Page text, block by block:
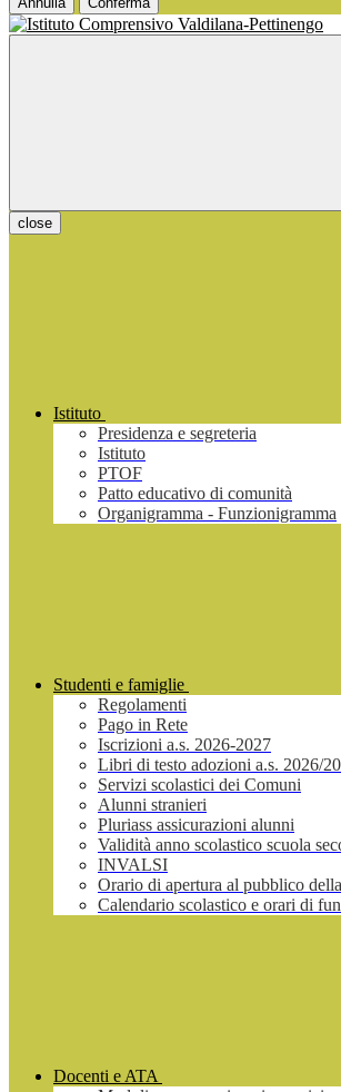
close
Istituto
Presidenza e segreteria
Istituto
PTOF
Patto educativo di comunità
Organigramma - Funzionigramma
Studenti e famiglie
Regolamenti
Pago in Rete
Iscrizioni a.s. 2026-2027
Libri di testo adozioni a.s. 2026/
Servizi scolastici dei Comuni
Alunni stranieri
Pluriass assicurazioni alunni
Validità anno scolastico scuola
INVALSI
Orario di apertura al pubblico
Calendario scolastico e orari di
Docenti e ATA